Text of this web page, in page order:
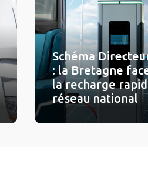
Schéma
: la Bretagne
la recharge
réseau national